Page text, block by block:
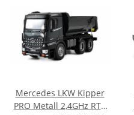
Mercedes LKW Kipper
PRO Metall 2,4GHz RTR